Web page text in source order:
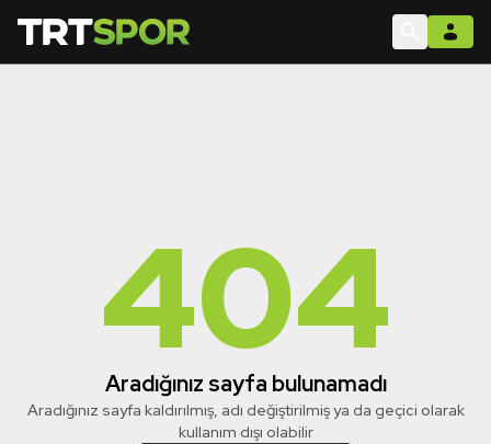
404
Aradığınız sayfa bulunamadı
Aradığınız sayfa kaldırılmış, adı değiştirilmiş ya da geçici olarak
kullanım dışı olabilir